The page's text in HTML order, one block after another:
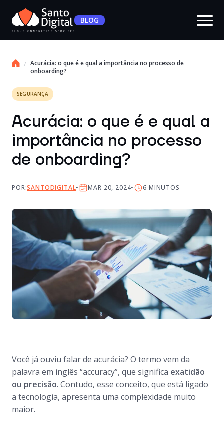
BLOG
Acurácia: o que é e qual a importância no processo de
onboarding?
SEGURANÇA
Acurácia: o que é e qual a
importância no processo
de onboarding?
POR:SANTODIGITAL MAR 20, 2024 6 MINUTOS
Você já ouviu falar de acurácia? O termo vem da
palavra em inglês “accuracy”, que significa exatidão
ou precisão. Contudo, esse conceito, que está ligado
a tecnologia, apresenta uma complexidade muito
maior.